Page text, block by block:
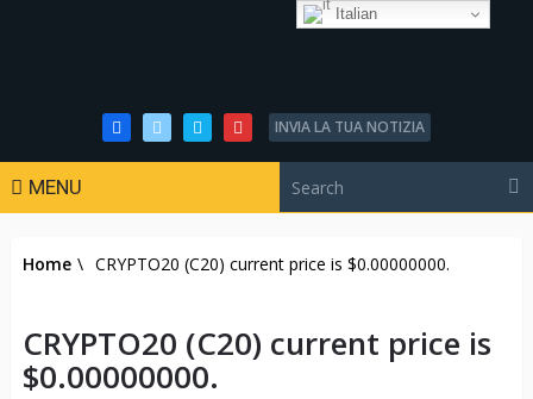
INVIA LA TUA NOTIZIA
MENU
Home \ CRYPTO20 (C20) current price is $0.00000000.
CRYPTO20 (C20) current price is
$0.00000000.
Italian